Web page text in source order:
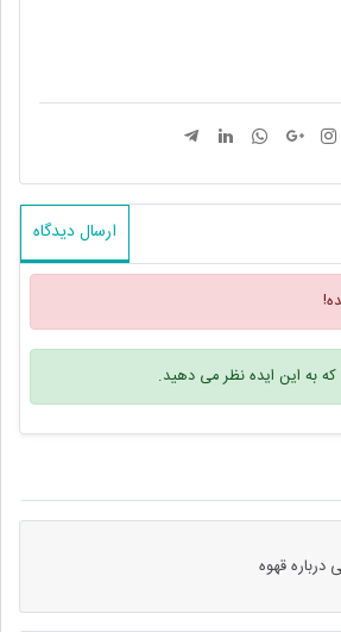
درباره قهوه
ارسال دیدگاه
به این ایده نظر می دهید.